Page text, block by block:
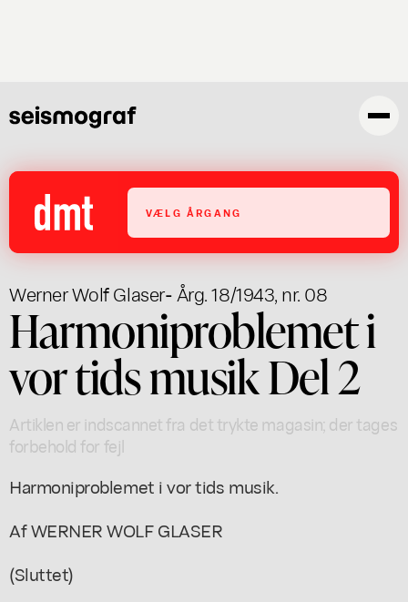
VÆLG ÅRGANG
Werner Wolf Glaser- Årg. 18/1943, nr. 08
Harmoniproblemet i
vor tids musik Del 2
Artiklen er indscannet fra det trykte magasin; der tages
forbehold for fejl
Harmoniproblemet i vor tids musik.
Af WERNER WOLF GLASER
(Sluttet)